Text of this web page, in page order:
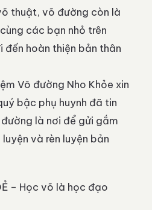
thuật, võ đường còn là
các bạn nhỏ trên
đến hoàn thiện bản thân
Võ đường Nho Khỏe xin
bậc phụ huynh đã tin
là nơi để gửi gắm
và rèn luyện bản
– Học võ là học đạo